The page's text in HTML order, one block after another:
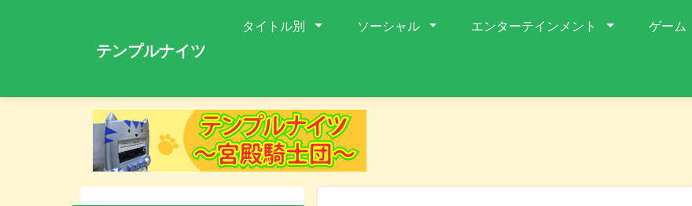
テンプルナイツ
タイトル別 ソーシャル エンターテインメント ゲーム